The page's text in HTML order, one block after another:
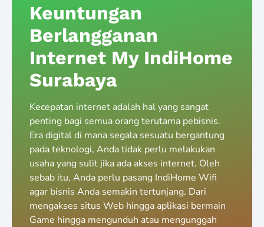
Keuntungan
Berlangganan
Internet My IndiHome
Surabaya
Kecepatan internet adalah hal yang sangat
penting bagi semua orang terutama pebisnis.
Era digital di mana segala sesuatu bergantung
pada teknologi, Anda tidak perlu melakukan
usaha yang sulit jika ada akses internet. Oleh
sebab itu, Anda perlu pasang IndiHome Wifi
agar bisnis Anda semakin tertunjang. Dari
mengakses situs Web hingga aplikasi bermain
Game hingga mengunduh atau mengunggah